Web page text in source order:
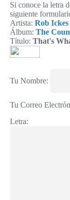
Si conoce la letra
siguiente
Artista: Rob
Álbum: The
Título: That's
Tu Nombre:
Tu Correo
Letra: